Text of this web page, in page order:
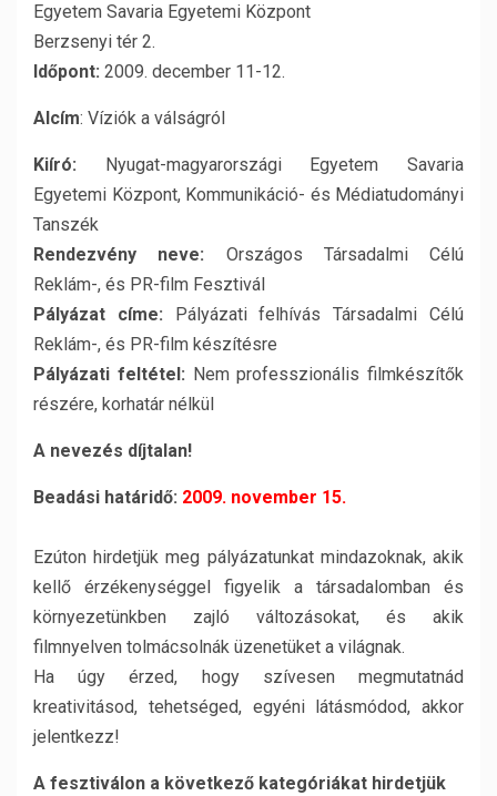
Egyetem Savaria Egyetemi Központ
Berzsenyi tér 2.
Időpont: 2009. december 11-12.
Alcím: Víziók a válságról
Kiíró: Nyugat-magyarországi Egyetem Savaria
Egyetemi Központ, Kommunikáció- és Médiatudományi
Tanszék
Rendezvény neve: Országos Társadalmi Célú
Reklám-, és PR-film Fesztivál
Pályázat címe: Pályázati felhívás Társadalmi Célú
Reklám-, és PR-film készítésre
Pályázati feltétel: Nem professzionális filmkészítők
részére, korhatár nélkül
A nevezés díjtalan!
Beadási határidő: 2009. november 15.
Ezúton hirdetjük meg pályázatunkat mindazoknak, akik
kellő érzékenységgel figyelik a társadalomban és
környezetünkben zajló változásokat, és akik
filmnyelven tolmácsolnák üzenetüket a világnak.
Ha úgy érzed, hogy szívesen megmutatnád
kreativitásod, tehetséged, egyéni látásmódod, akkor
jelentkezz!
A fesztiválon a következő kategóriákat hirdetjük